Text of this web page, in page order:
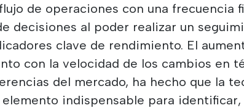
de operaciones con una frecuencia
decisiones al poder realizar un
clave de rendimiento. El
con la velocidad de los cambios en
del mercado, ha hecho que la
indispensable para